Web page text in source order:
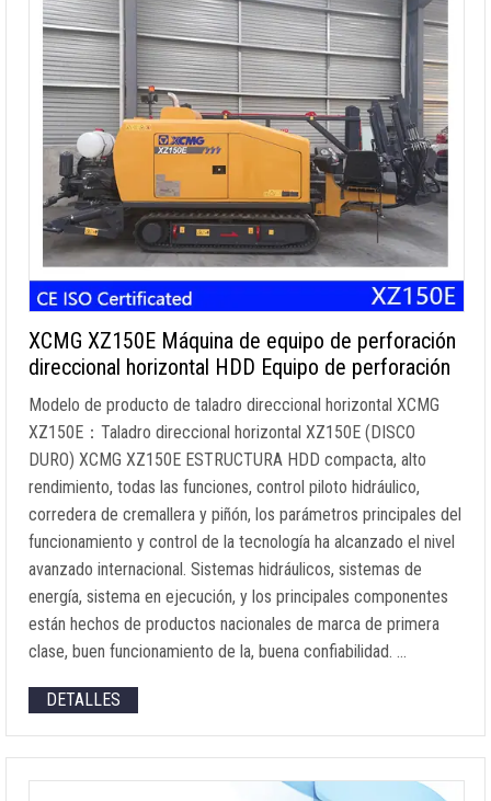
XCMG XZ150E Máquina de equipo de perforación
direccional horizontal HDD Equipo de perforación
Modelo de producto de taladro direccional horizontal XCMG
XZ150E：Taladro direccional horizontal XZ150E (DISCO
DURO) XCMG XZ150E ESTRUCTURA HDD compacta, alto
rendimiento, todas las funciones, control piloto hidráulico,
corredera de cremallera y piñón, los parámetros principales del
funcionamiento y control de la tecnología ha alcanzado el nivel
avanzado internacional. Sistemas hidráulicos, sistemas de
energía, sistema en ejecución, y los principales componentes
están hechos de productos nacionales de marca de primera
clase, buen funcionamiento de la, buena confiabilidad. …
DETALLES